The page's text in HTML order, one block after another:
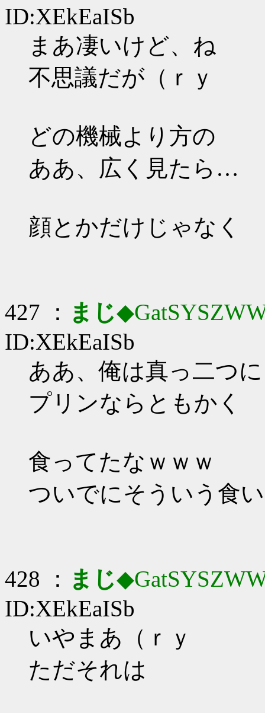
ID:XEkEaISb
まあ凄いけど、ね
不思議だが（ｒｙ
どの機械より方の
ああ、広く見たら…
顔とかだけじゃなく
427 ： まじ
ID:XEkEaISb
ああ、俺は真っ二つ
プリンならともかく
食ってたなｗｗｗ
ついでにそういう食
428 ： まじ
ID:XEkEaISb
いやまあ（ｒｙ
ただそれは